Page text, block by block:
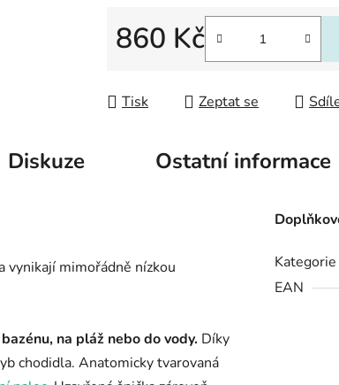
860 Kč
Tisk Zeptat se
Diskuze Ostatní informace
vynikají mimořádně nízkou
na pláž nebo do vody. Díky
chodidla. Anatomicky tvarovaná
Kategorie
EAN